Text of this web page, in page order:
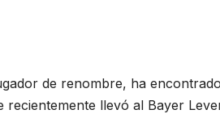
de renombre, ha
recientemente llevó al Bayer